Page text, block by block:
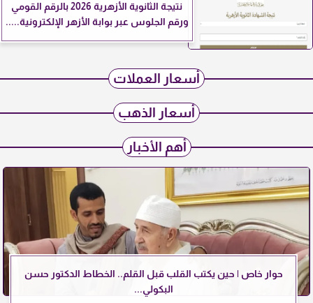
نتيجة الثانوية الأزهرية 2026 بالرقم القومي
ورقم الجلوس عبر بوابة الأزهر الإلكترونية.....
أسعار العملات
أسعار الذهب
أهم الأخبار
حوار خاص | حين يكتب القلب قبل القلم.. الخطاط الدكتور حسن
البكولي...